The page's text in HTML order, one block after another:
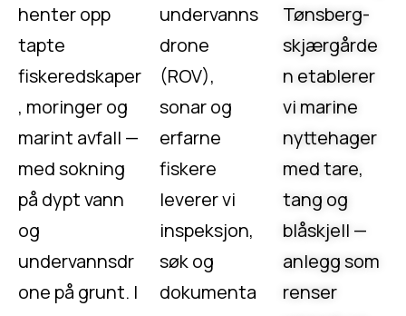
henter opp
tapte
fiskeredskaper
, moringer og
marint avfall —
med sokning
på dypt vann
og
undervannsdr
one på grunt. I
undervanns
drone
(ROV),
sonar og
erfarne
fiskere
leverer vi
inspeksjon,
søk og
dokumenta
Tønsberg-
skjærgårde
n etablerer
vi marine
nyttehager
med tare,
tang og
blåskjell —
anlegg som
renser